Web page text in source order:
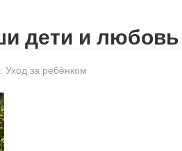
дети и любовь
Уход за ребёнком